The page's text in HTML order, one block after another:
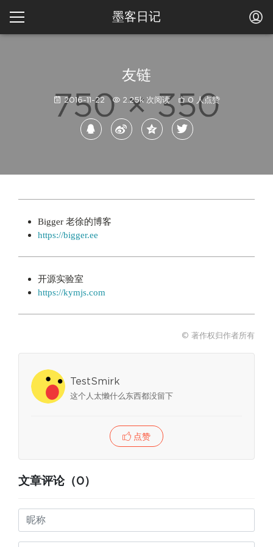
墨客日记
友链
2016-11-22 2.25k 次阅读 0 人点赞
Bigger 老徐的博客
https://bigger.ee
开源实验室
https://kymjs.com
© 著作权归作者所有
TestSmirk
这个人太懒什么东西都没留下
点赞
文章评论（0）